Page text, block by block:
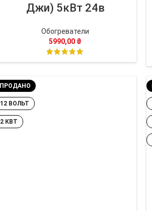
Джи) 5кВт 24в
Обогреватели
5990,00 ₴
ПРОДАНО
12 ВОЛЬТ
2 КВТ